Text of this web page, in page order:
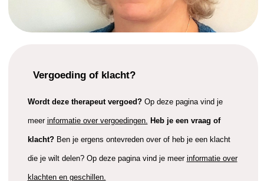
Vergoeding of klacht?
Wordt deze therapeut vergoed?Op deze pagina vind je
meer informatie over vergoedingen. Heb je een vraag of
klacht? Ben je ergens ontevreden over of heb je een klacht
die je wilt delen? Op deze pagina vind je meer informatie over
klachten en geschillen.